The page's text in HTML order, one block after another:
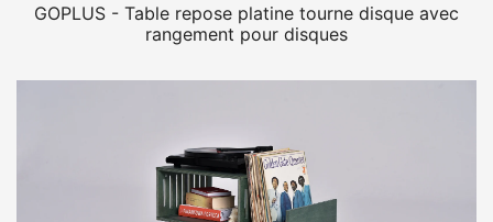
GOPLUS - Table repose platine tourne disque avec
rangement pour disques